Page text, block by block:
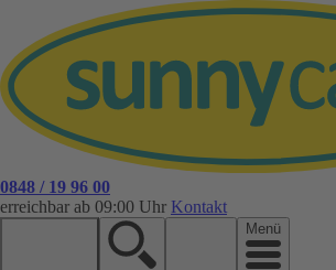
0848 / 19 96 00
erreichbar ab 09:00 Uhr Kontakt
Menü